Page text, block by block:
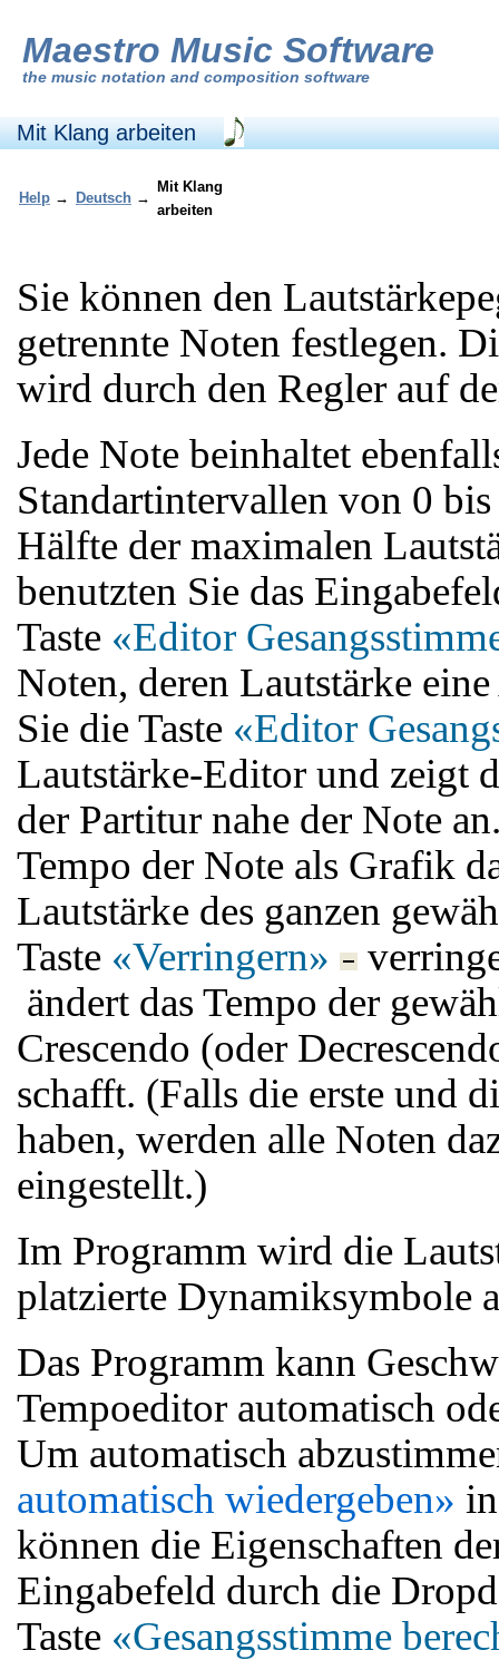
Maestro Music Software
the music notation and composition software
Mit Klang arbeiten
Help → Deutsch →
Mit Klang
arbeiten
Sie können den
getrennte Noten festlegen.
wird durch den Regler auf
Jede Note beinhaltet
Standartintervallen von 0
Hälfte der maximalen
benutzten Sie das
Taste «Editor
Noten, deren Lautstärke
Sie die Taste «Editor
Lautstärke-Editor und zeigt
der Partitur nahe der Note
Tempo der Note als Grafik
Lautstärke des ganzen
Taste «Verringern»
ändert das Tempo der
Crescendo (oder
schafft. (Falls die erste und
haben, werden alle Noten
eingestellt.)
Im Programm wird die
platzierte Dynamiksymbole
Das Programm kann
Tempoeditor automatisch
Um automatisch
automatisch wiedergeben»
können die Eigenschaften
Eingabefeld durch die
Taste «Gesangsstimme